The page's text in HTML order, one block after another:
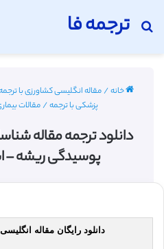
ترجمه فا
جستجو برای
خانه/مقاله انگلیسی کشاورزی با ترجمه فارسی
پزشکی با ترجمه/مقالات
دانلود ترجمه مقاله
پوسیدگی ریشه –
دانلود رایگان مقاله